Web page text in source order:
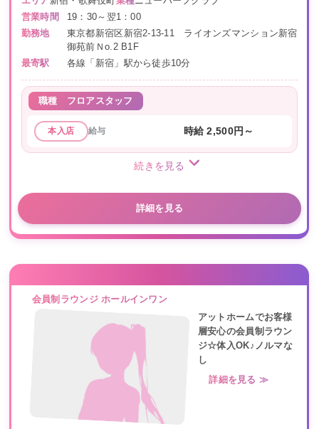
営業時間
19：30～翌1：00
勤務地
東京都新宿区新宿2-13-11 ライオンズマンション新宿
御苑前Ｎo.2 B1F
最寄駅
各線「新宿」駅から徒歩10分
職種 フロアスタッフ
本入店 給与 時給 2,500円～
続きを見る
詳細を見る
会員制ラウンジ ホールインワン
アットホームでお客様
層安心の会員制ラウン
ジ☆体入OK♪ノルマな
し
詳細を見る ≫